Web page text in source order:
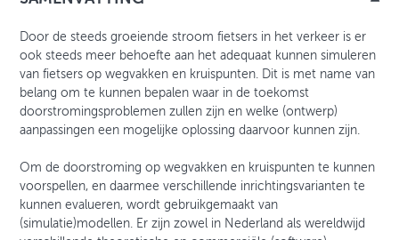
Door de steeds groeiende stroom fietsers in het verkeer is er
ook steeds meer behoefte aan het adequaat kunnen simuleren
van fietsers op wegvakken en kruispunten. Dit is met name van
belang om te kunnen bepalen waar in de toekomst
doorstromingsproblemen zullen zijn en welke (ontwerp)
aanpassingen een mogelijke oplossing daarvoor kunnen zijn.
Om de doorstroming op wegvakken en kruispunten te kunnen
voorspellen, en daarmee verschillende inrichtingsvarianten te
kunnen evalueren, wordt gebruikgemaakt van
(simulatie)modellen. Er zijn zowel in Nederland als wereldwijd